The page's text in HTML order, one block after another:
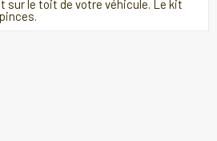
sur le toit de votre véhicule. Le kit